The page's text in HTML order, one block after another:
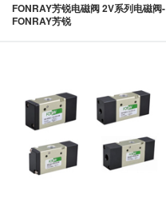
FONRAY芳锐电磁阀 2V系列电磁阀-
FONRAY芳锐